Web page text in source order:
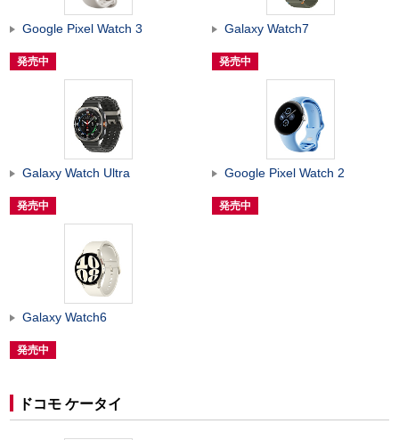
Google Pixel Watch 3
発売中
Galaxy Watch7
発売中
Galaxy Watch Ultra
発売中
Google Pixel Watch 2
発売中
Galaxy Watch6
発売中
ドコモ ケータイ